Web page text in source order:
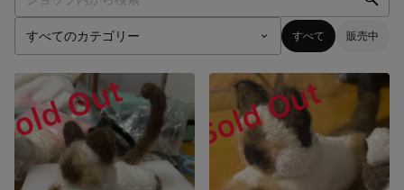
すべて 販売中